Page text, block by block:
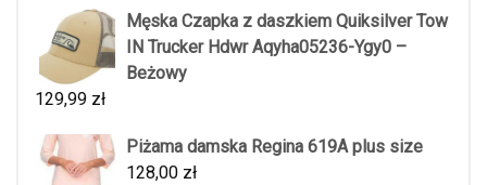
Męska Czapka z daszkiem Quiksilver Tow
IN Trucker Hdwr Aqyha05236-Ygy0 –
Beżowy
129,99 zł
Piżama damska Regina 619A plus size
128,00 zł